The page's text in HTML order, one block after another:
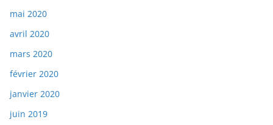
mai 2020
avril 2020
mars 2020
février 2020
janvier 2020
juin 2019